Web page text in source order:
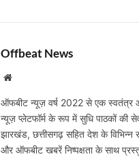
Offbeat News
Website
ऑफबीट न्यूज़ वर्ष 2022 से एक स्वतंत्र
न्यूज़ प्लेटफॉर्म के रूप में सुधि पाठकों की
झारखंड, छत्तीसगढ़ सहित देश के विभिन्न
और ऑफबीट खबरें निष्पक्षता के साथ